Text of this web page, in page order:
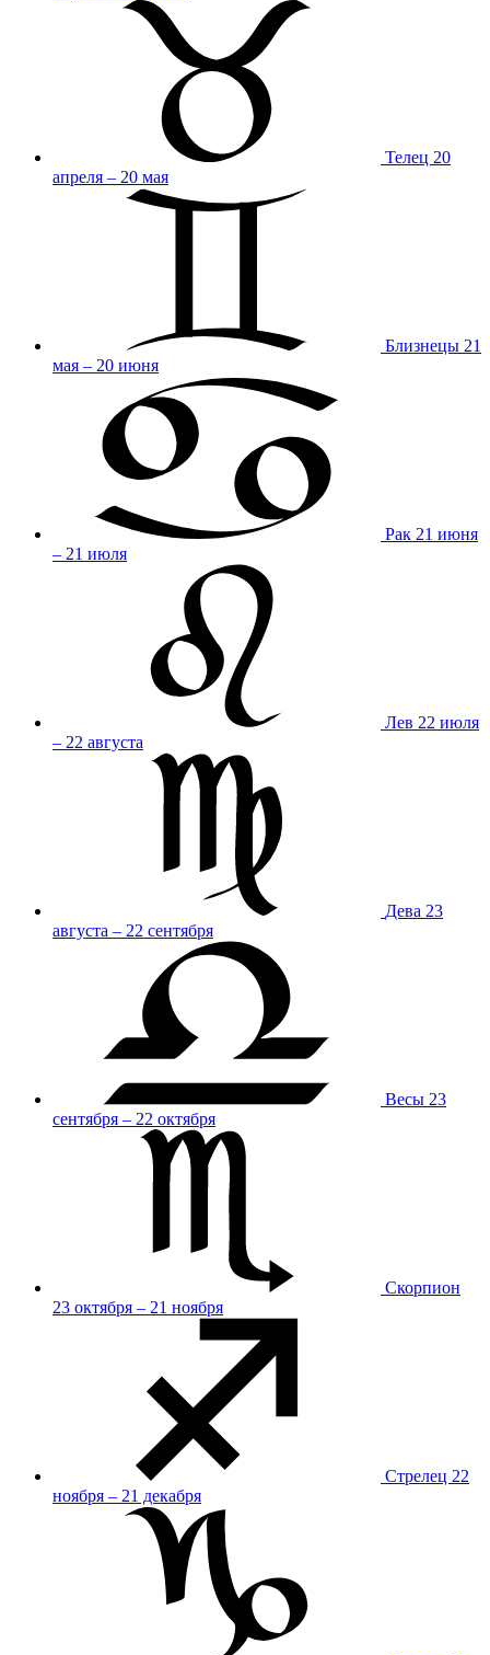
Телец 20
апреля – 20 мая
Близнецы 21
мая – 20 июня
Рак 21 июня
– 21 июля
Лев 22 июля
– 22 августа
Дева 23
августа – 22 сентября
Весы 23
сентября – 22 октября
Скорпион
23 октября – 21 ноября
Стрелец 22
ноября – 21 декабря